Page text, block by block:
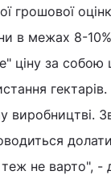
грошової
в межах 8-
ціну за собою
виробництві.
теж не варто",